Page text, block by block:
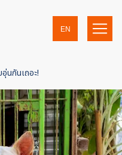
EN
นกันเถอะ!